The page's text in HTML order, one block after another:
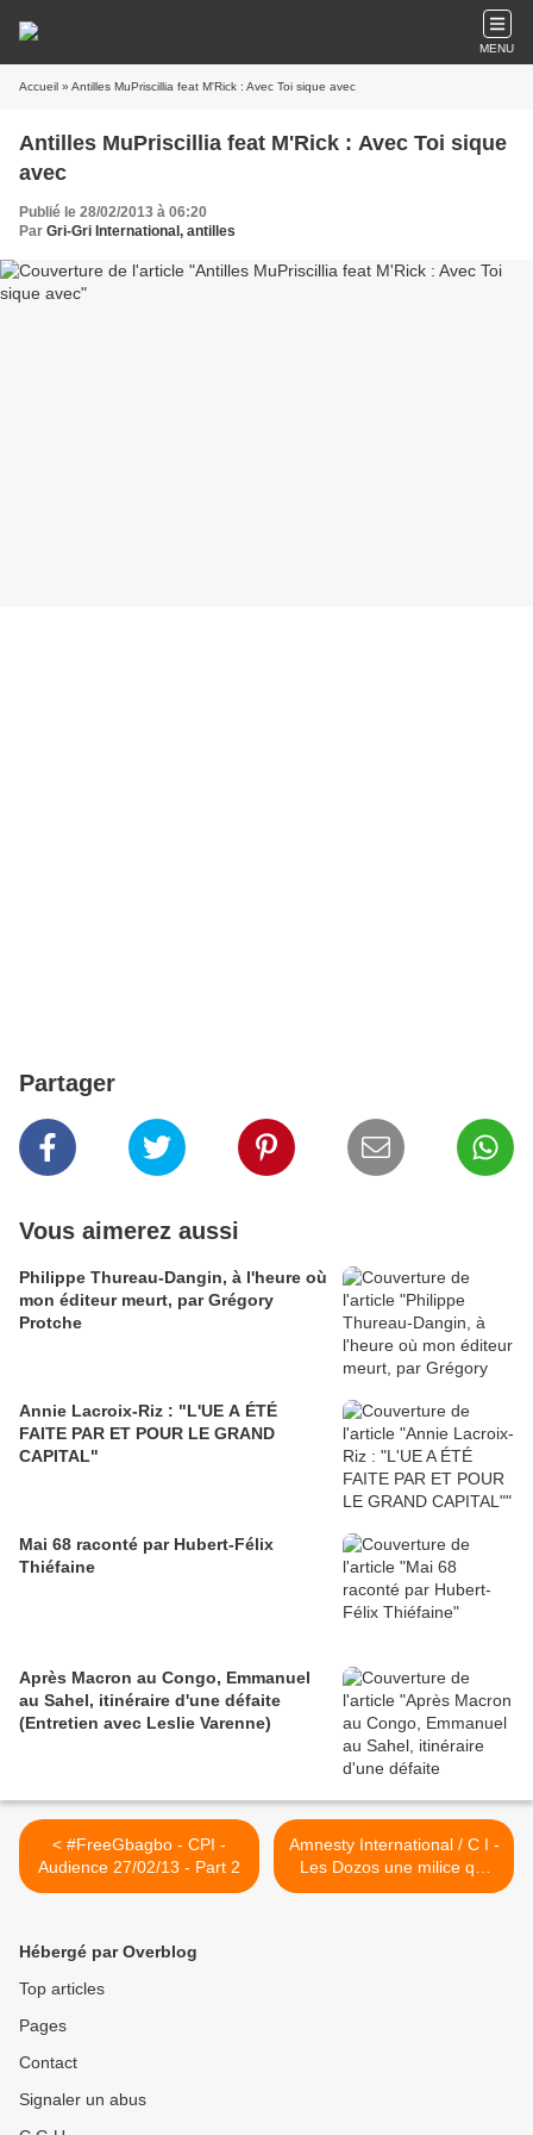
MENU
Accueil » Antilles MuPriscillia feat M'Rick : Avec Toi sique avec
Antilles MuPriscillia feat M'Rick : Avec Toi sique
avec
Publié le 28/02/2013 à 06:20
Par Gri-Gri International, antilles
Partager
Vous aimerez aussi
Philippe Thureau-Dangin, à l'heure où
mon éditeur meurt, par Grégory
Protche
Annie Lacroix-Riz : "L'UE A ÉTÉ
FAITE PAR ET POUR LE GRAND
CAPITAL"
Mai 68 raconté par Hubert-Félix
Thiéfaine
Après Macron au Congo, Emmanuel
au Sahel, itinéraire d'une défaite
(Entretien avec Leslie Varenne)
< #FreeGbagbo - CPI -
Audience 27/02/13 - Part 2
Amnesty International / C I -
Les Dozos une milice qui
rançonne - 26/02/13 >
Hébergé par Overblog
Top articles
Pages
Contact
Signaler un abus